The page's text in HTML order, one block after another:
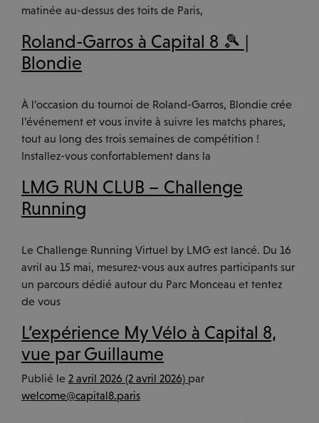
matinée au-dessus des toits de Paris,
Roland-Garros à Capital 8 🎾 |
Blondie
À l’occasion du tournoi de Roland-Garros, Blondie crée
l’événement et vous invite à suivre les matchs phares,
tout au long des trois semaines de compétition !
Installez-vous confortablement dans la
LMG RUN CLUB – Challenge
Running
Le Challenge Running Virtuel by LMG est lancé. Du 16
avril au 15 mai, mesurez-vous aux autres participants sur
un parcours dédié autour du Parc Monceau et tentez
de vous
L’expérience My Vélo à Capital 8,
vue par Guillaume
Publié le 2 avril 2026 (2 avril 2026) par
welcome@capital8.paris